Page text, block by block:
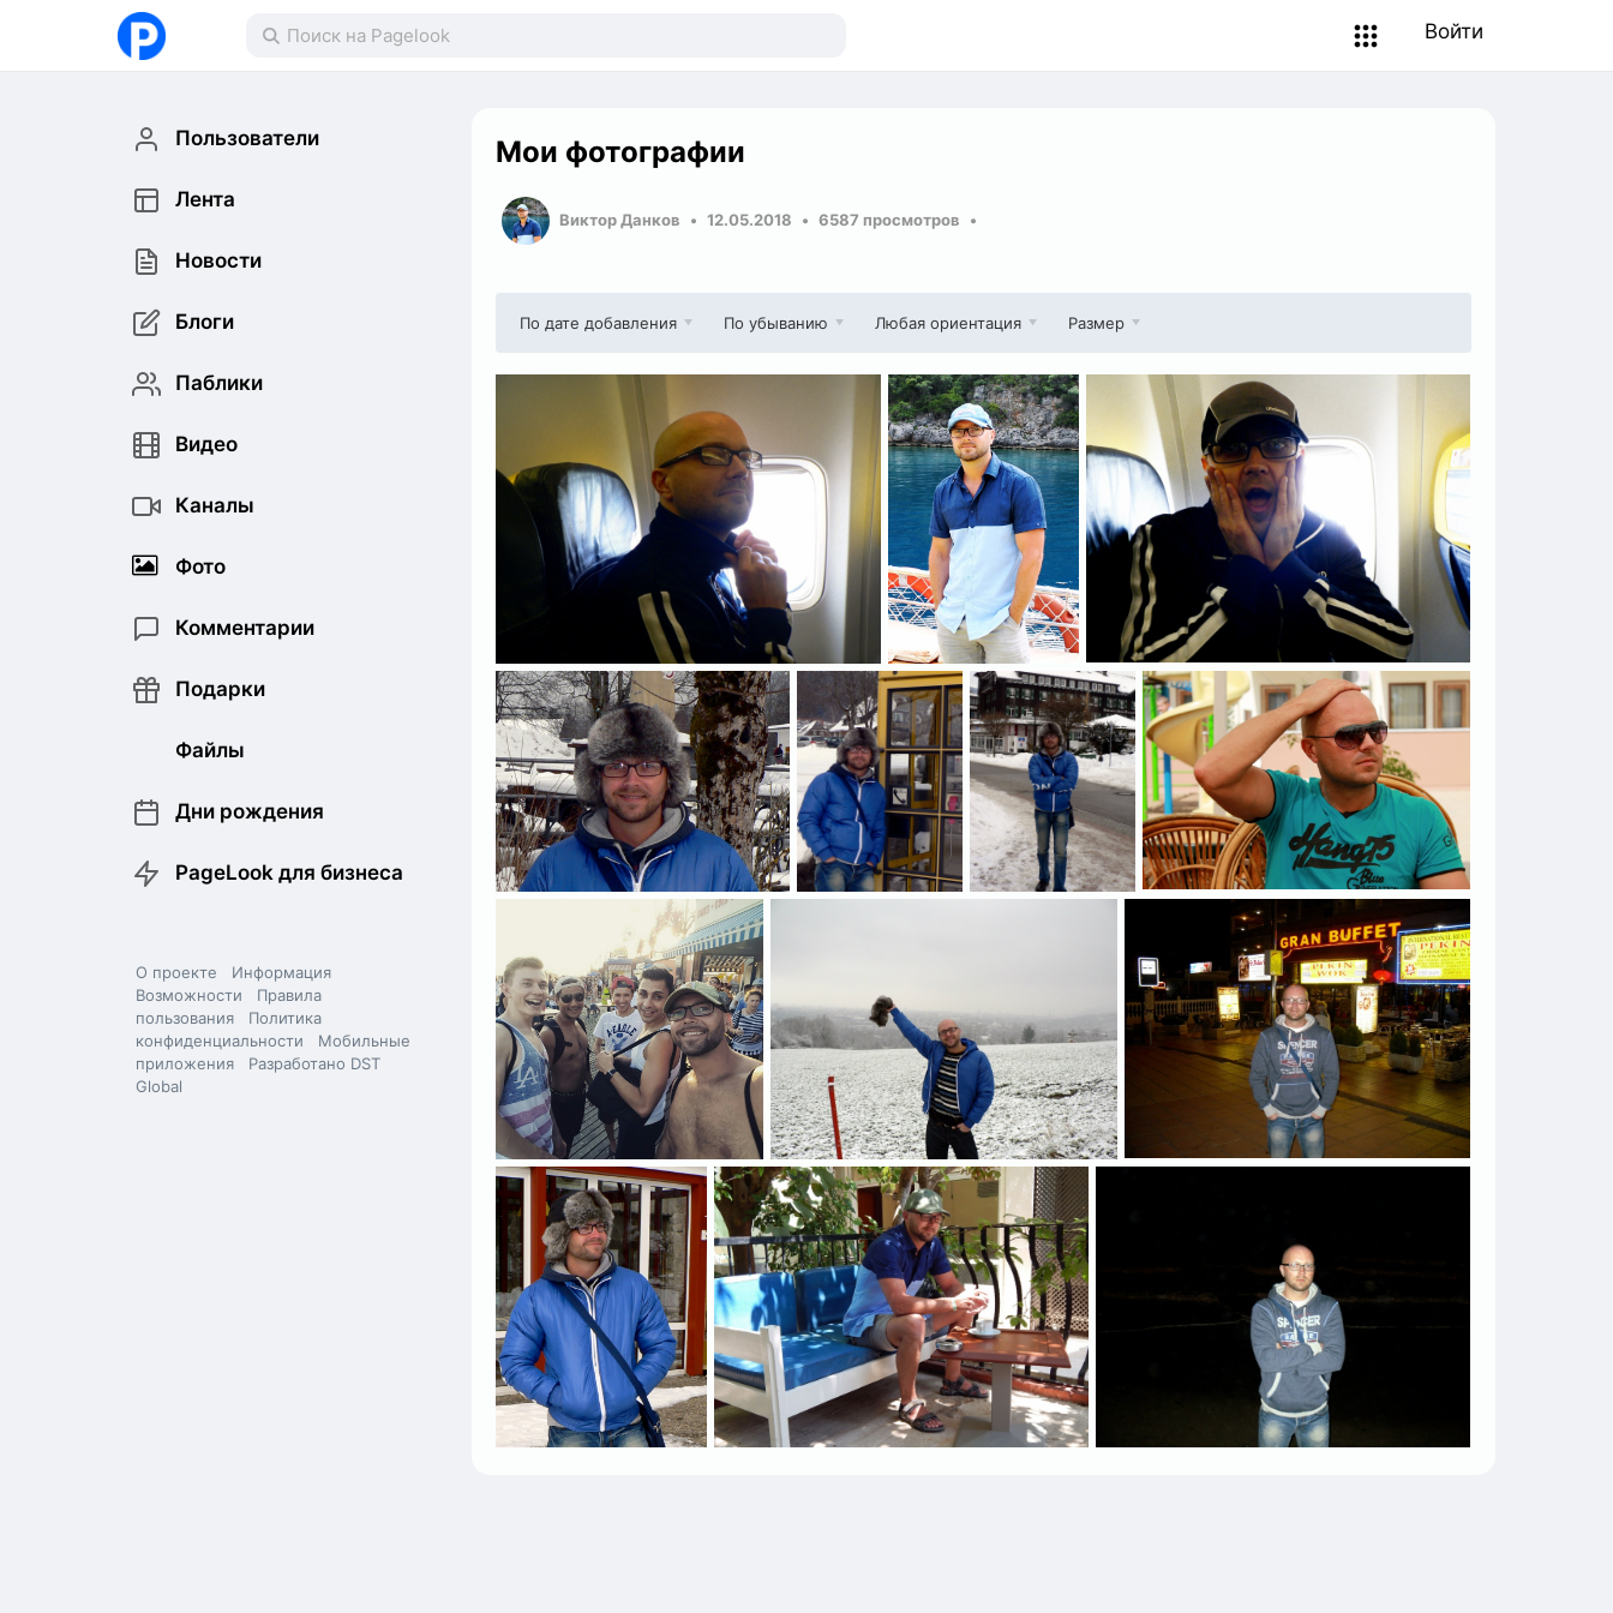
Войти
Пользователи
Лента
Новости
Блоги
Паблики
Видео
Каналы
Фото
Комментарии
Подарки
Файлы
Дни рождения
PageLook для бизнеса
О проекте
Информация
Возможности
Правила
пользования
Политика
конфиденциальности
Мобильные
приложения
Разработано DST
Global
Мои фотографии
Виктор Данков 12.05.2018 6587 просмотров
По дате добавления По убыванию Любая ориентация Размер